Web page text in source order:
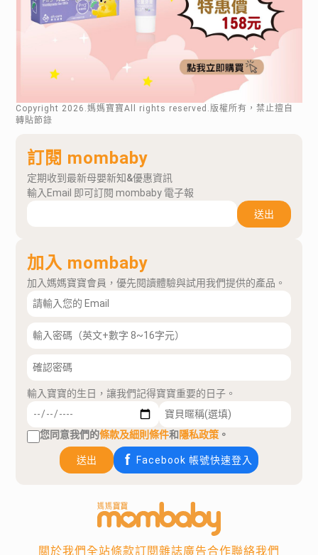
Copyright 2026 .媽媽寶寶All rights reserved.版權所有，禁止擅自
轉貼節錄
訂閱 mombaby
定期收到最新母嬰新知&優惠資訊
輸入Email 即可訂閱 mombaby 電子報
送出
加入 mombaby
加入媽媽寶寶會員，優先閱讀體驗與試用我們提供的產品。
輸入寶寶的生日，讓我們記得寶寶重要的日子。
您同意我們的條款及細則條件和隱私政策 。
送出 Facebook 帳號快速登入
關於我們全站條款訂閱雜誌廣告合作聯絡我們